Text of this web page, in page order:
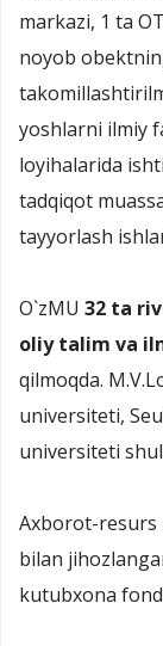
markazi, 1 ta
noyob
yoshlarni ilmiy
loyihalarida
tadqiqot
tayyorlash
O`zMU 32 ta
oliy talim va
qilmoqda.
universiteti,
universiteti
Axborot-resurs
bilan
kutubxona